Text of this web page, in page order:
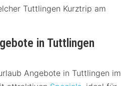
Tuttlingen Kurztrip am
in Tuttlingen
Angebote in Tuttlingen im